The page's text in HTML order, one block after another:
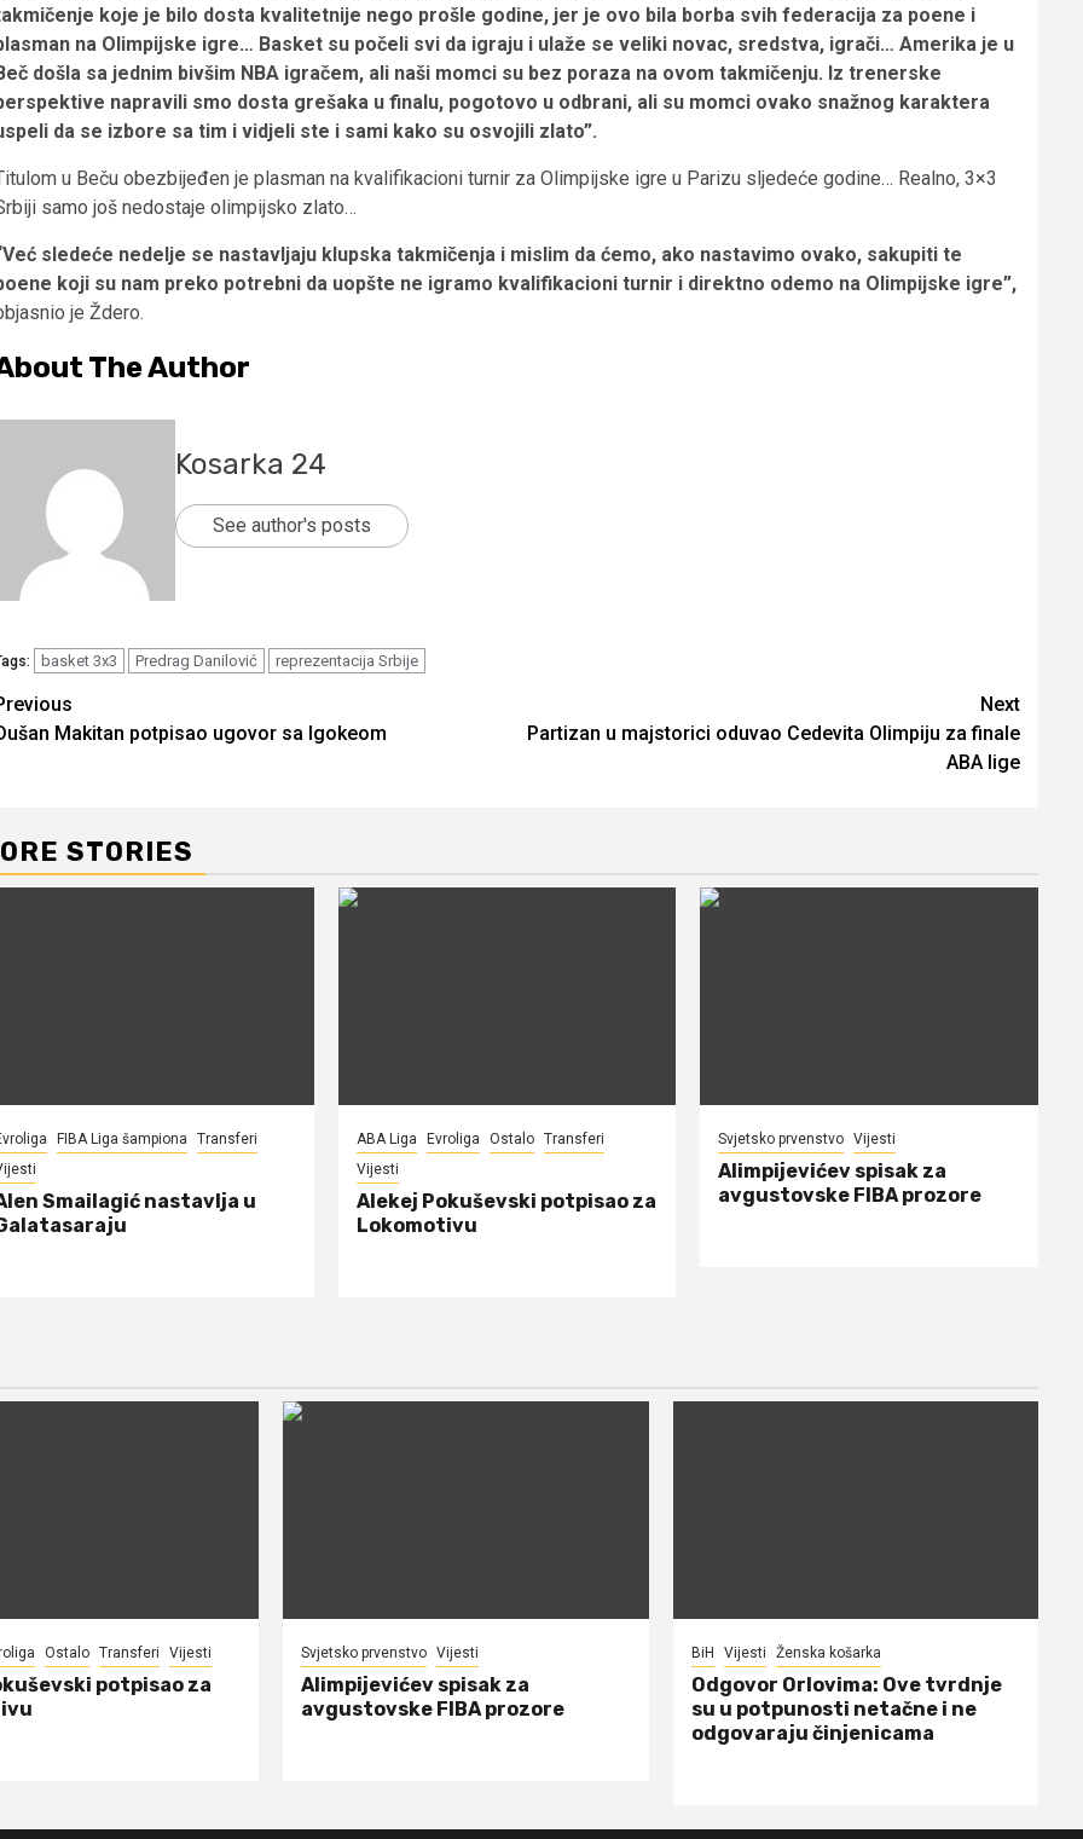
koje je bilo dosta kvalitetnije nego prošle godine, jer je ovo bila borba svih federacija za poene i
na Olimpijske igre… Basket su počeli svi da igraju i ulaže se veliki novac, sredstva, igrači… Amerika je u
došla sa jednim bivšim NBA igračem, ali naši momci su bez poraza na ovom takmičenju. Iz trenerske
napravili smo dosta grešaka u finalu, pogotovo u odbrani, ali su momci ovako snažnog karaktera
da se izbore sa tim i vidjeli ste i sami kako su osvojili zlato”.
u Beču obezbijeđen je plasman na kvalifikacioni turnir za Olimpijske igre u Parizu sljedeće godine… Realno, 3×3
samo još nedostaje olimpijsko zlato…
sledeće nedelje se nastavljaju klupska takmičenja i mislim da ćemo, ako nastavimo ovako, sakupiti te
koji su nam preko potrebni da uopšte ne igramo kvalifikacioni turnir i direktno odemo na Olimpijske igre”,
je Ždero.
The Author
Kosarka 24
See author's posts
basket 3x3 Predrag Danilović reprezentacija Srbije
Makitan potpisao ugovor sa Igokeom
Next
Partizan u majstorici oduvao Cedevita Olimpiju za finale
ABA lige
STORIES
FIBA Liga šampiona
Transferi
Smailagić nastavlja u
ABA Liga Evroliga Ostalo Transferi
Vijesti
Alekej Pokuševski potpisao za
Lokomotivu
Svjetsko prvenstvo Vijesti
Alimpijevićev spisak za
avgustovske FIBA prozore
Ostalo Transferi Vijesti
potpisao za
Svjetsko prvenstvo Vijesti
Alimpijevićev spisak za
avgustovske FIBA prozore
BiH Vijesti Ženska košarka
Odgovor Orlovima: ​Ove tvrdnje
su u potpunosti netačne i ne
odgovaraju činjenicama